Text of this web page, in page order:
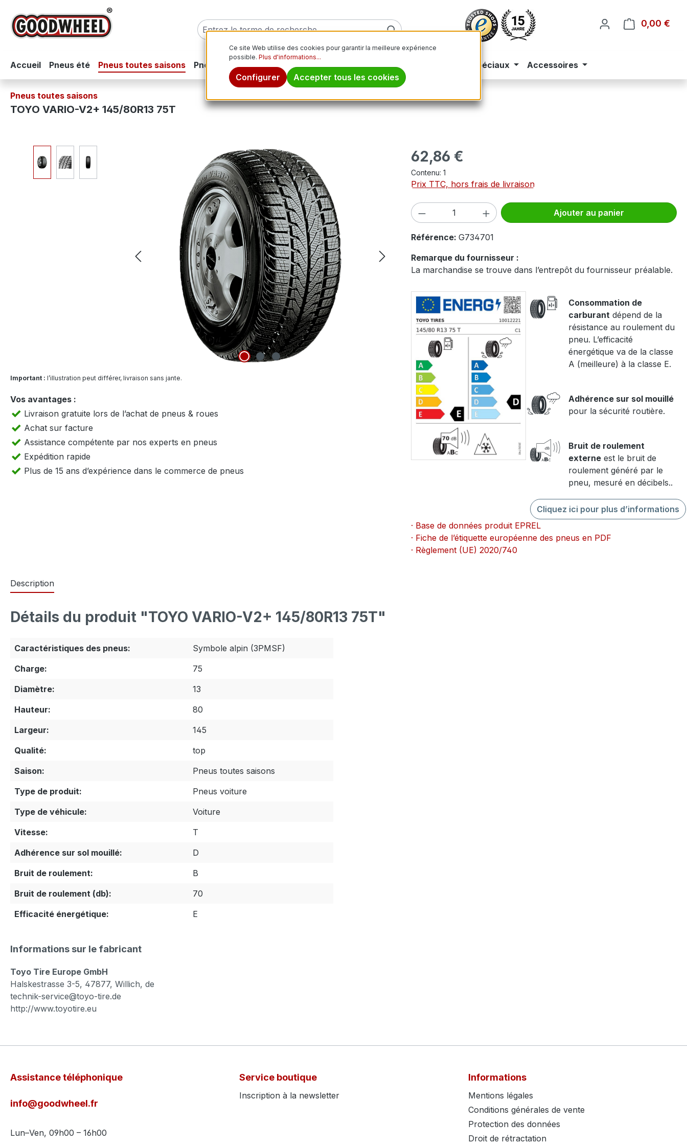
au contenu principal
Passer à la recherche
Passer à la navigation principale
0,00 €
Accueil Pneus été Pneus toutes saisons Pneus hiver Pneus moto Jantes Pneus tout-terrain Pneus spéciaux Accessoires
Pneus toutes saisons
TOYO VARIO-V2+ 145/80R13 75T
Important : l’illustration peut différer, livraison sans jante.
Vos avantages :
Livraison gratuite lors de l’achat de pneus & roues
Achat sur facture
Assistance compétente par nos experts en pneus
Expédition rapide
Plus de 15 ans d’expérience dans le commerce de pneus
Prix régulier :
62,86 €
Contenu: 1
Prix TTC, hors frais de livraison
Quantité de produit : Entrez la quantité
Ajouter au panier
Référence: G734701
Remarque du fournisseur :
La marchandise se trouve dans l’entrepôt du fournisseur préalable.
Consommation de
carburant dépend de la
résistance au roulement du
pneu. L’efficacité
énergétique va de la classe
A (meilleure) à la classe E.
Adhérence sur sol mouillé
pour la sécurité routière.
Bruit de roulement
externe est le bruit de
roulement généré par le
pneu, mesuré en décibels..
Cliquez ici pour plus d’informations
· Base de données produit EPREL
· Fiche de l’étiquette européenne des pneus en PDF
· Règlement (UE) 2020/740
Description
Détails du produit "TOYO VARIO-V2+ 145/80R13 75T"
Caractéristiques des pneus:
Symbole alpin (3PMSF)
Charge:
75
Diamètre:
13
Hauteur:
80
Largeur:
145
Qualité:
top
Saison:
Pneus toutes saisons
Type de produit:
Pneus voiture
Type de véhicule:
Voiture
Vitesse:
T
Adhérence sur sol mouillé:
D
Bruit de roulement:
B
Bruit de roulement (db):
70
Efficacité énergétique:
E
Informations sur le fabricant
Toyo Tire Europe GmbH
Halskestrasse 3-5, 47877, Willich, de
technik-service@toyo-tire.de
http://www.toyotire.eu
Assistance téléphonique
info@goodwheel.fr
Lun–Ven, 09h00 – 16h00
Service boutique
Inscription à la newsletter
Informations
Mentions légales
Conditions générales de vente
Protection des données
Droit de rétractation
Ce site Web utilise des cookies pour garantir la meilleure expérience
possible.Plus d'informations...
Configurer Accepter tous les cookies